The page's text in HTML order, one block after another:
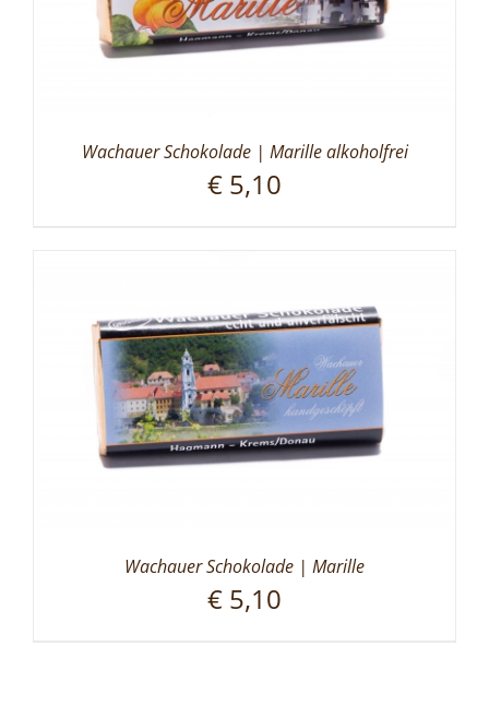
Wachauer Schokolade | Marille alkoholfrei
€ 5,10
Wachauer Schokolade | Marille
€ 5,10